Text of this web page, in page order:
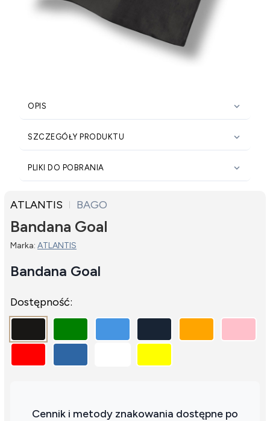
OPIS 
SZCZEGÓŁY PRODUKTU 
PLIKI DO POBRANIA 
ATLANTIS BAGO
Bandana Goal
Marka: ATLANTIS
Bandana Goal
Dostępność:
Cennik i metody znakowania dostępne po